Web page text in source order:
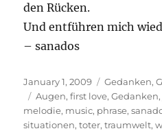
den Rücken.
Und entführen mich
– sanados
Posted
on
January 1, 2009 Categories
Gedanken,
Tags
Augen,first love,Gedanken,
melodie, music, phrase,
situationen,toter,traumwelt,